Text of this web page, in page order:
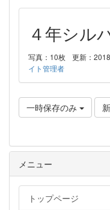
４年シル
写真：10枚 更新：
イト管理者
一時保存のみ
メニュー
トップページ